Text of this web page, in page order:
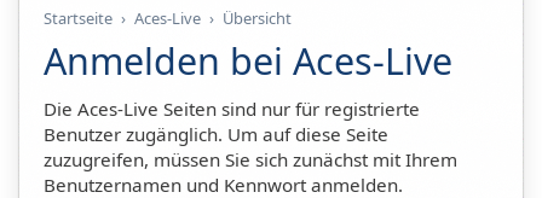
Startseite › Aces-Live › Übersicht
Anmelden bei Aces-Live
Die Aces-Live Seiten sind nur für registrierte
Benutzer zugänglich. Um auf diese Seite
zuzugreifen, müssen Sie sich zunächst mit Ihrem
Benutzernamen und Kennwort anmelden.